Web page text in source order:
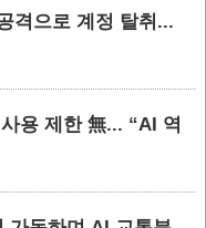
격으로 계정 탈취...
용 제한 無... “AI 역